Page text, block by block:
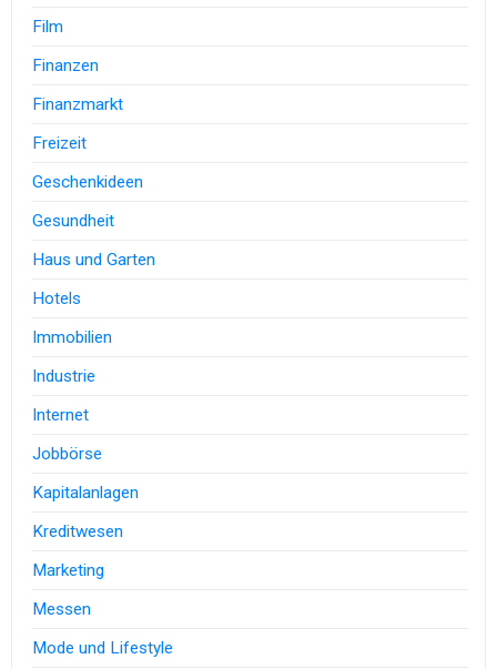
Film
Finanzen
Finanzmarkt
Freizeit
Geschenkideen
Gesundheit
Haus und Garten
Hotels
Immobilien
Industrie
Internet
Jobbörse
Kapitalanlagen
Kreditwesen
Marketing
Messen
Mode und Lifestyle